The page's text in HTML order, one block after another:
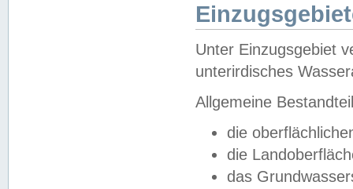
Unter Einzugsgebiet
unterirdisches
Allgemeine
die
die
das